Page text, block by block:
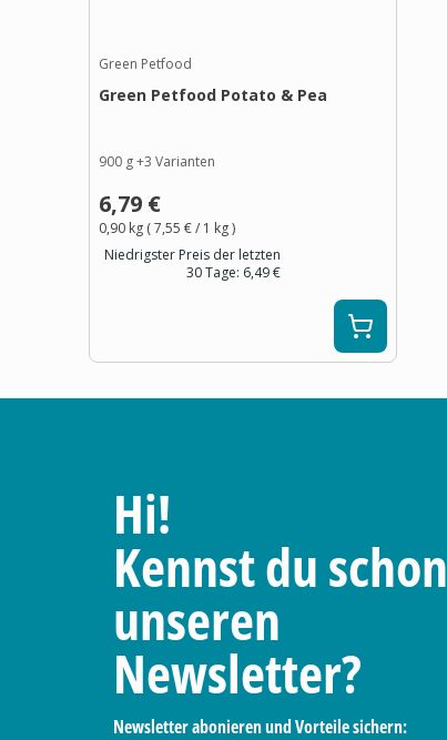
Green Petfood
Green Petfood Potato & Pea
900 g+3 Varianten
6,79 €
0,90 kg (7,55 €/ 1 kg)
Niedrigster Preis der letzten
30 Tage: 6,49 €
Hi!
Kennst du schon
unseren
Newsletter?
Newsletter abonieren und Vorteile sichern: